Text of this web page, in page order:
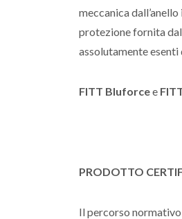
meccanica
protezione fornita
assolutamente
FITT Bluforcee
PRODOTTO
Il percorso